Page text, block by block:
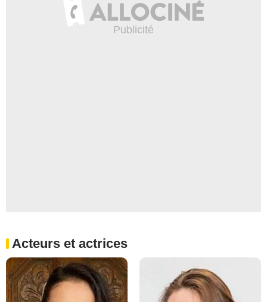
Acteurs et actrices